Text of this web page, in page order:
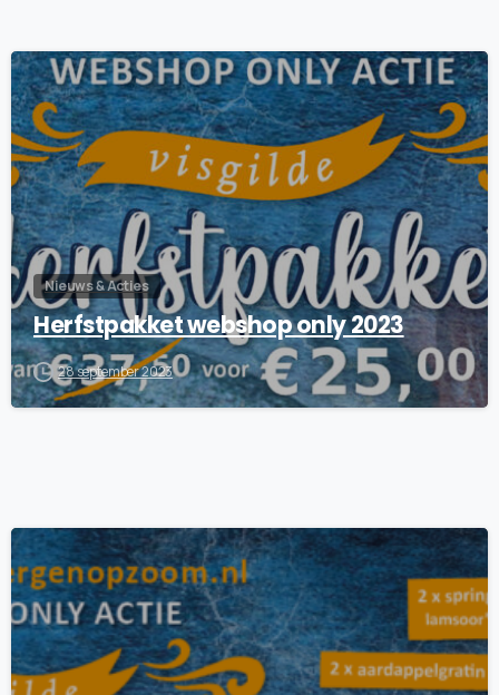
7
Nieuws & Acties
Herfstpakket webshop only 2023
28 september 2023